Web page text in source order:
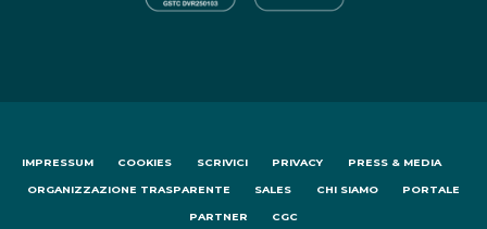
IMPRESSUM COOKIES SCRIVICI PRIVACY PRESS & MEDIA
ORGANIZZAZIONE TRASPARENTE SALES CHI SIAMO PORTALE
PARTNER CGC